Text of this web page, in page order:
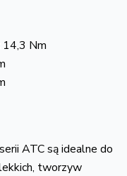
14,3 Nm
ATC są idealne do
tworzyw